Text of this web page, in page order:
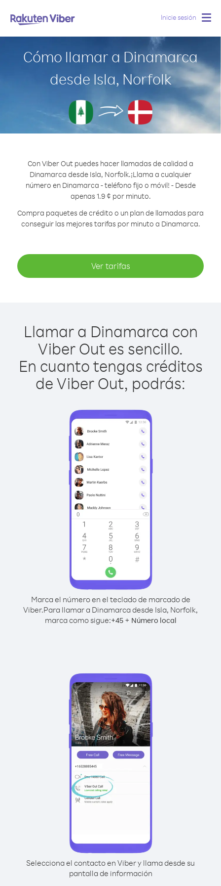
Inicie sesión
Cómo llamar a Dinamarca
desde Isla, Norfolk
Con Viber Out puedes hacer llamadas de calidad a
Dinamarca desde Isla, Norfolk.¡Llama a cualquier
número en Dinamarca - teléfono fijo o móvil! - Desde
apenas 1.9 ¢ por minuto.
Compra paquetes de crédito o un plan de llamadas para
conseguir las mejores tarifas por minuto a Dinamarca.
Ver tarifas
Llamar a Dinamarca con
Viber Out es sencillo.
En cuanto tengas créditos
de Viber Out, podrás:
Marca el número en el teclado de marcado de
Viber.Para llamar a Dinamarca desde Isla, Norfolk,
marca como sigue:+45+ Número local
Selecciona el contacto en Viber y llama desde su
pantalla de información